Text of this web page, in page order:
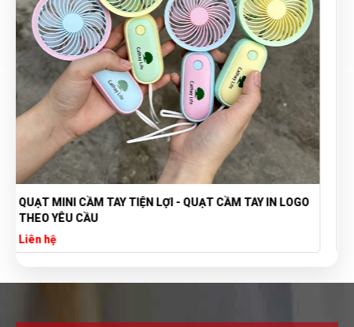
TÚI VẢI BỐ CANVAS IN LOGO THEO YÊU CẦU GIÁ RẺ -
XƯỞNG SẢN XUẤT TÚI VẢI CANVAS
Liên hệ